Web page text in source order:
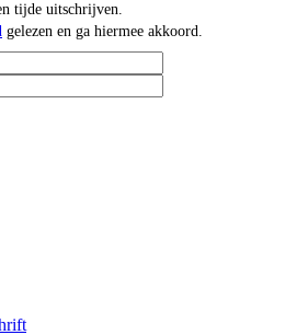
tijde uitschrijven.
gelezen en ga hiermee akkoord.